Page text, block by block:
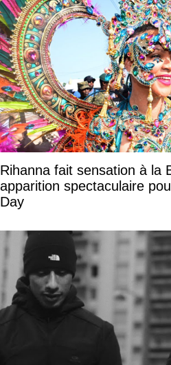
Rihanna fait sensation à la
apparition spectaculaire
Day